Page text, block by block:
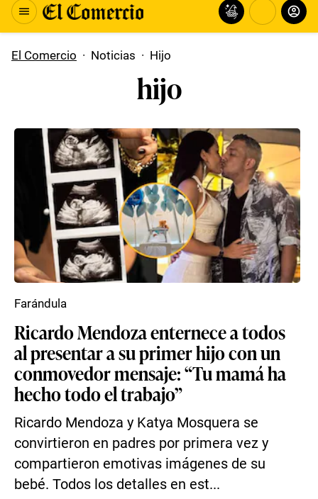
El Comercio · Noticias · Hijo
hijo
Ricardo Mendoza enternece a todos
al presentar a su primer hijo con un
conmovedor mensaje: “Tu mamá ha
hecho todo el trabajo”
Ricardo Mendoza y Katya Mosquera se
convirtieron en padres por primera vez y
compartieron emotivas imágenes de su
bebé. Todos los detalles en est...
Farándula